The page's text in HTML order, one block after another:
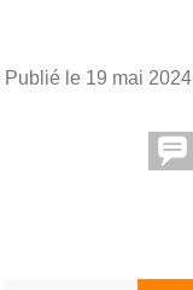
Publié le 19 mai 2024